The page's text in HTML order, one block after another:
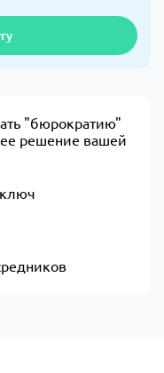
"бюрократию"
решение вашей